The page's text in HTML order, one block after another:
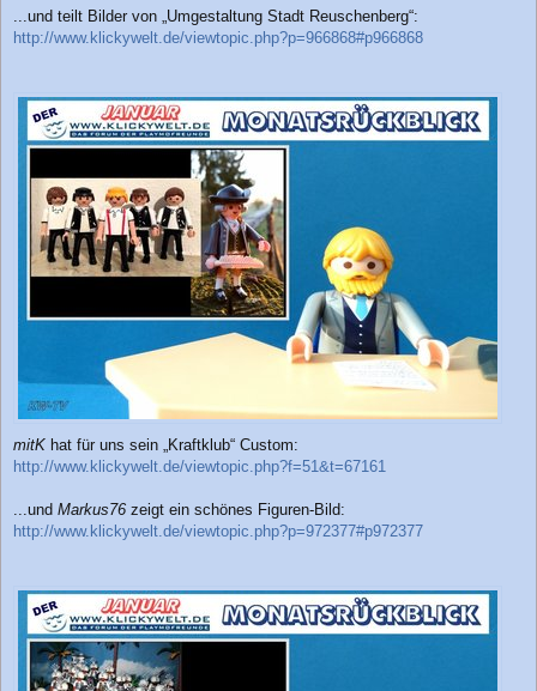
...und teilt Bilder von „Umgestaltung Stadt Reuschenberg“:
http://www.klickywelt.de/viewtopic.php?p=966868#p966868
mitK hat für uns sein „Kraftklub“ Custom:
http://www.klickywelt.de/viewtopic.php?f=51&t=67161
...und Markus76 zeigt ein schönes Figuren-Bild:
http://www.klickywelt.de/viewtopic.php?p=972377#p972377